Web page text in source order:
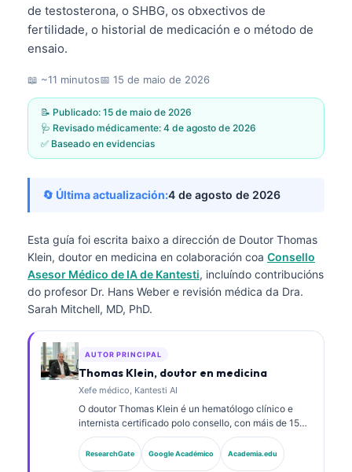
de testosterona, o SHBG, os obxectivos de
fertilidade, o historial de medicación e o método de
ensaio.
📖 ~11 minutos📅 15 de maio de 2026
📝 Publicado: 15 de maio de 2026
🩺 Revisado médicamente: 4 de agosto de 2026
✅ Baseado en evidencias
🔄 Última actualización:4 de agosto de 2026
Esta guía foi escrita baixo a dirección de Doutor Thomas
Klein, doutor en medicina en colaboración coa Consello
Asesor Médico de IA de Kantesti, incluíndo contribucións
do profesor Dr. Hans Weber e revisión médica da Dra.
Sarah Mitchell, MD, PhD.
AUTOR PRINCIPAL
Thomas Klein, doutor en medicina
Xefe médico, Kantesti AI
O doutor Thomas Klein é un hematólogo clínico e
internista certificado polo consello, con máis de 15
anos de experiencia en medicina de laboratorio e
análise clínica asistida por IA. Como director médico
en Kantesti AI, proporciona supervisión clínica sobre
ResearchGate Google Académico Academia.edu